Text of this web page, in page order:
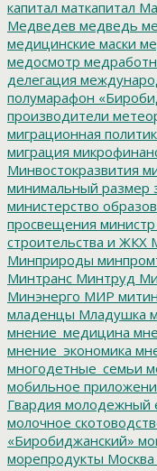
капитал маткапитал
Медведев медведь
медицинские маски
медосмотр
делегация
полумарафон
производители
миграционная
миграция
Минвостокразвития
минимальный размер
министерство
просвещения
строительства и ЖКХ
Минприроды
Минтранс Минтруд
Минэнерго МИР
младенцы Младушка
мнение_медицина
мнение_экономика
многодетные_семьи
мобильное
Гвардия молодежный
молочное
«Биробиджанский»
морепродукты Москва